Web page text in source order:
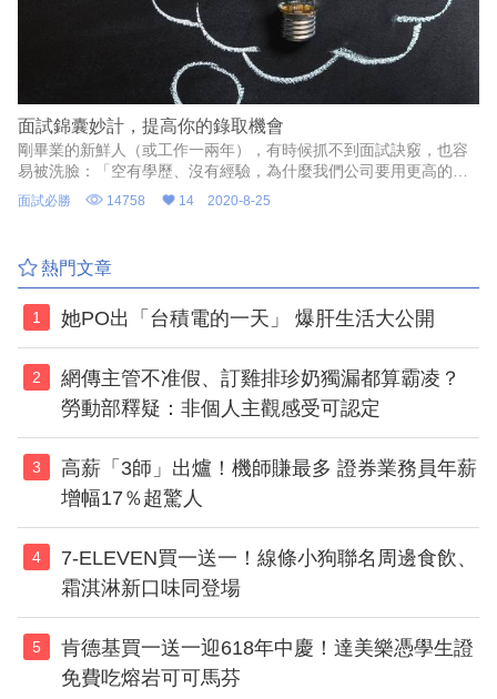
面試錦囊妙計，提高你的錄取機會
剛畢業的新鮮人（或工作一兩年），有時候抓不到面試訣竅，也容
易被洗臉：「空有學歷、沒有經驗，為什麼我們公司要用更高的薪
水來聘請你們，抑或是我們請有經驗的就好了呀！」有了學歷、履
歷產出之後、開始大量練習面試題目，但為什麼總是表現不佳呢？
取機會。
面試必勝 14758 14 2020-8-25
熱門文章
1 她PO出「台積電的一天」 爆肝生活大公開
2
網傳主管不准假、訂雞排珍奶獨漏都算霸凌？
勞動部釋疑：非個人主觀感受可認定
3
高薪「3師」出爐！機師賺最多 證券業務員年薪
增幅17％超驚人
4
7-ELEVEN買一送一！線條小狗聯名周邊食飲、
霜淇淋新口味同登場
5
肯德基買一送一迎618年中慶！達美樂憑學生證
免費吃熔岩可可馬芬